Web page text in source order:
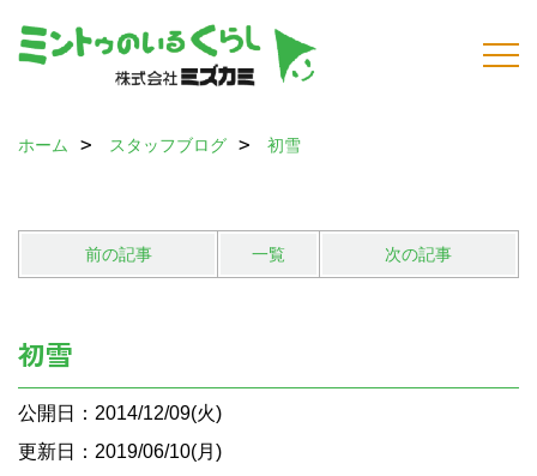
ホーム スタッフブログ 初雪
前の記事 一覧 次の記事
初雪
公開日：2014/12/09(火)
更新日：2019/06/10(月)